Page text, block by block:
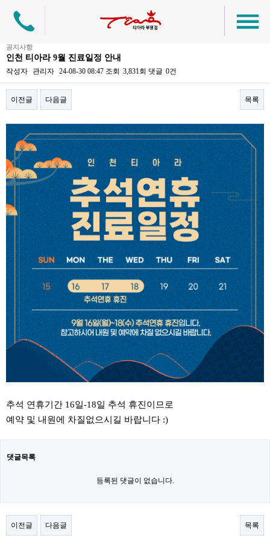
공지사항
인천 티아라 9월 진료일정 안내
작성자 관리자 24-08-30 08:47 조회 3,831회 댓글 0건
이전글 다음글 목록
본문
추석 연휴기간 16일-18일 추석 휴진이므로
예약 및 내원에 차질없으시길 바랍니다 :)
댓글목록
등록된 댓글이 없습니다.
이전글 다음글 목록